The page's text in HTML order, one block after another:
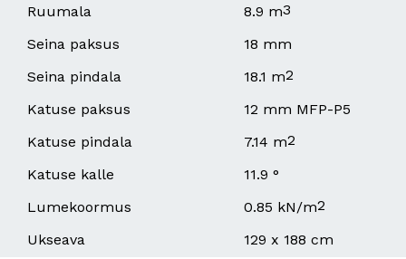
Ruumala
8.9 m3
Seina paksus
18 mm
Seina pindala
18.1 m2
Katuse paksus
12 mm MFP-P5
Katuse pindala
7.14 m2
Katuse kalle
11.9 °
Lumekoormus
0.85 kN/m2
Ukseava
129 x 188 cm